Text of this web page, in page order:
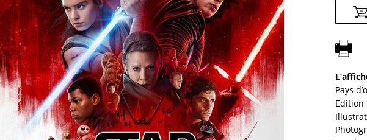
Pays
Edition